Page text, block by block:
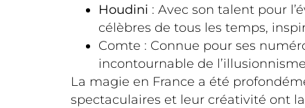
Houdini : Avec son talent pour
célèbres de tous les temps,
Comte : Connue pour ses
incontournable de
La magie en France a été
spectaculaires et leur créativité ont